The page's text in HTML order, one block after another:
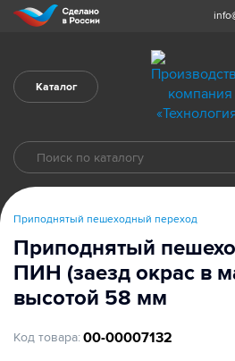
Каталог
Приподнятый пешеходный переход
Приподнятый
ПИН (заезд окрас в
высотой 58 мм
Код товара: 00-00007132